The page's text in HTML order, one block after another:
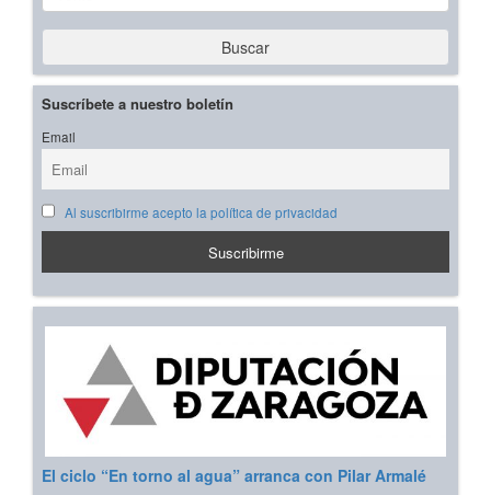
Buscar
Suscríbete a nuestro boletín
Email
Al suscribirme acepto la política de privacidad
El ciclo “En torno al agua” arranca con Pilar Armalé